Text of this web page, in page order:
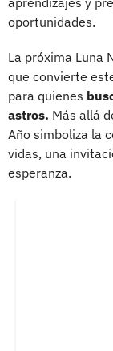
oportunidades.
La próxima Luna
que convierte
para quienes
astros. Más allá
Año simboliza la
vidas, una
esperanza.